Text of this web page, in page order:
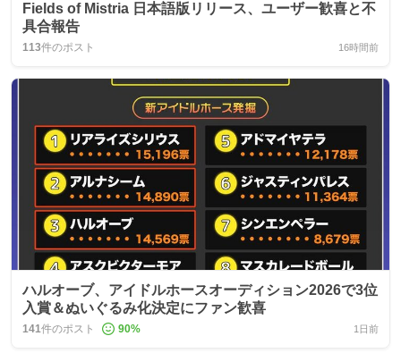
Fields of Mistria 日本語版リリース、ユーザー歓喜と不
具合報告
113件のポスト 16時間前
ハルオーブ、アイドルホースオーディション2026で3位
入賞＆ぬいぐるみ化決定にファン歓喜
141件のポスト 90% 1日前